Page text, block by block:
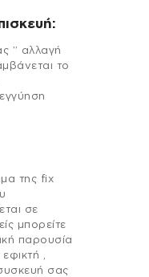
” αλλαγή
το
της fix
σε
μπορείτε
παρουσία
,
σας